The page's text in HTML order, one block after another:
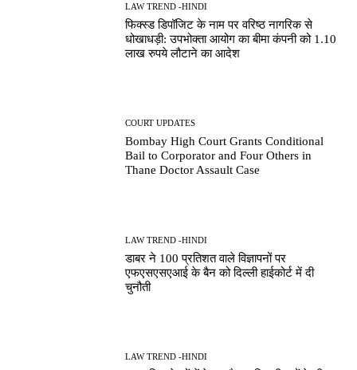
LAW TREND -HINDI
फिक्स्ड डिपॉजिट के नाम पर वरिष्ठ नागरिक से
धोखाधड़ी: उपभोक्ता आयोग का बीमा कंपनी को 1.10
लाख रुपये लौटाने का आदेश
COURT UPDATES
Bombay High Court Grants Conditional
Bail to Corporator and Four Others in
Thane Doctor Assault Case
LAW TREND -HINDI
डाबर ने 100 प्रतिशत वाले विज्ञापनों पर
एफएसएसएआई के बैन को दिल्ली हाईकोर्ट में दी
चुनौती
LAW TREND -HINDI